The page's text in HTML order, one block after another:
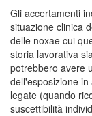
Gli accertamenti
situazione clinica
delle noxae cui
storia lavorativa
potrebbero avere
dell'esposizione
legate (quando
suscettibilità